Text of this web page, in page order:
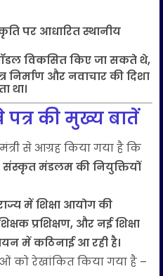
पर आधारित स्थानीय
विकसित किए जा सकते थे,
निर्माण और नवाचार की दिशा
था।
पत्र की मुख्य बातें
से आग्रह किया गया है कि
संस्कृत मंडलम की नियुक्तियों
में शिक्षा आयोग की
प्रशिक्षण, और नई शिक्षा
में कठिनाई आ रही है।
को रेखांकित किया गया है –